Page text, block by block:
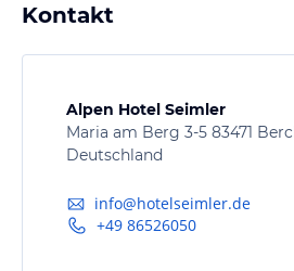
Kontakt
Alpen Hotel Seimler
Maria am Berg 3-5 83471
Deutschland
info@hotelseimler.de
+49 86526050